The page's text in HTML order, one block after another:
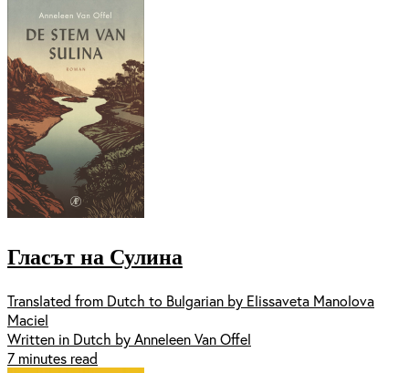
Гласът на Сулина
Translated from Dutch to Bulgarian by Elissaveta Manolova
Maciel
Written in Dutch by Anneleen Van Offel
7 minutes read